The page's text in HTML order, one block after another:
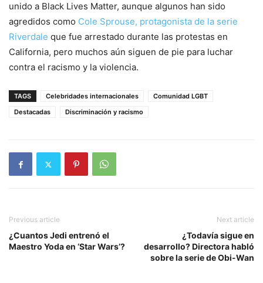
unido a Black Lives Matter, aunque algunos han sido
agredidos como Cole Sprouse, protagonista de la serie
Riverdale que fue arrestado durante las protestas en
California, pero muchos aún siguen de pie para luchar
contra el racismo y la violencia.
TAGS Celebridades internacionales
Comunidad LGBT
Destacadas
Discriminación y racismo
Previous article
¿Cuantos Jedi entrenó el
Maestro Yoda en ‘Star Wars’?
Next article
¿Todavía sigue en
desarrollo? Directora habló
sobre la serie de Obi-Wan